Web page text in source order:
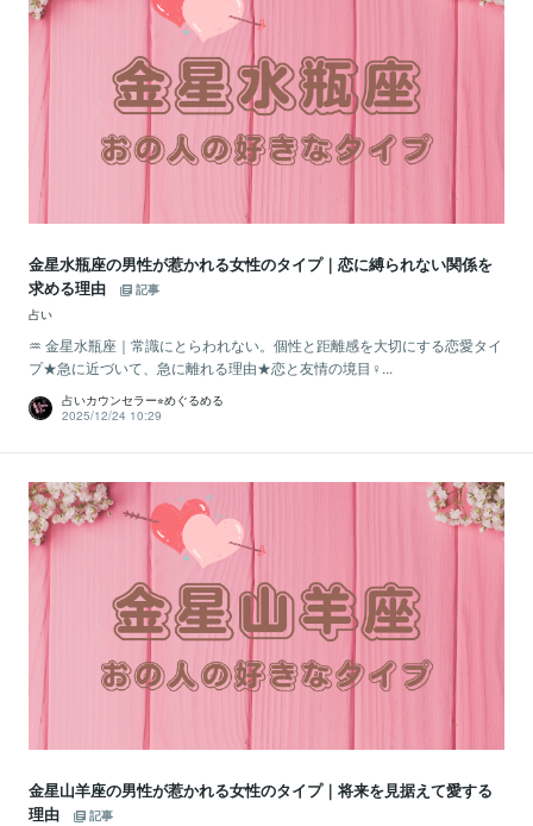
金星水瓶座の男性が惹かれる女性のタイプ｜恋に縛られない関係を
求める理由
記事
占い
♒️ 金星水瓶座｜常識にとらわれない。個性と距離感を大切にする恋愛タイ
プ★急に近づいて、急に離れる理由★恋と友情の境目♀...
占いカウンセラー⭐︎めぐるめる
2025/12/24 10:29
金星山羊座の男性が惹かれる女性のタイプ｜将来を見据えて愛する
理由
記事